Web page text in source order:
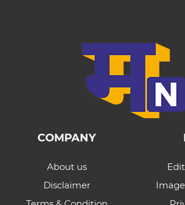
COMPANY
About us
Disclaimer